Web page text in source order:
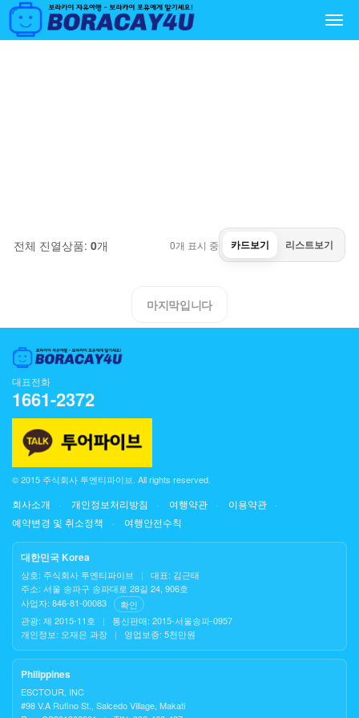
전체 진열상품: 0개 0개 표시 중 카드보기 리스트보기
마지막입니다
대표전화
1661-2372
© 2015 주식회사 투엔티파이브. All rights reserved.
회사소개 개인정보처리방침 여행약관
이용약관
예약변경 및 취소정책
여행안전수칙
대한민국 Korea
상호: 주식회사 투엔티파이브 |
대표: 김근태
주소: 서울 송파구 송파대로 28길 24, 906호
사업자: 846-81-00083
확인
관광: 제 2015-11호
|
통신판매: 2015-서울송파-0957
개인정보: 오재은 과장
| 영업보증: 5천만원
Philippines
ESCTOUR, INC
#98 V.A Rufino St., Salcedo Village, Makati